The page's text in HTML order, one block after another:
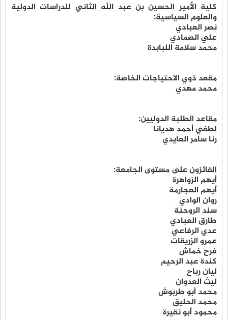
كلية الأمير الحسين بن عبد الله الثاني للدراسات الدولية
والعلوم السياسية:
نصر العبادي
علي الصمادي
محمد سلامة اللبابدة
مقعد ذوي الاحتياجات الخاصة:
محمد مهدي
مقاعد الطلبة الدوليين:
لطفي أحمد هديانا
رنا سامر العايدي
الفائزون على مستوى الجامعة:
أيهم الزواهرة
أيهم العجارمة
روان الوادي
سند الروحنة
طارق العبادي
عدي الرفاعي
عمرو الزريقات
فرح خماش
كندة عبد الرحيم
ليان رباح
ليث العدوان
محمد أبو طربوش
محمد الحليق
محمود أبو نقيرة